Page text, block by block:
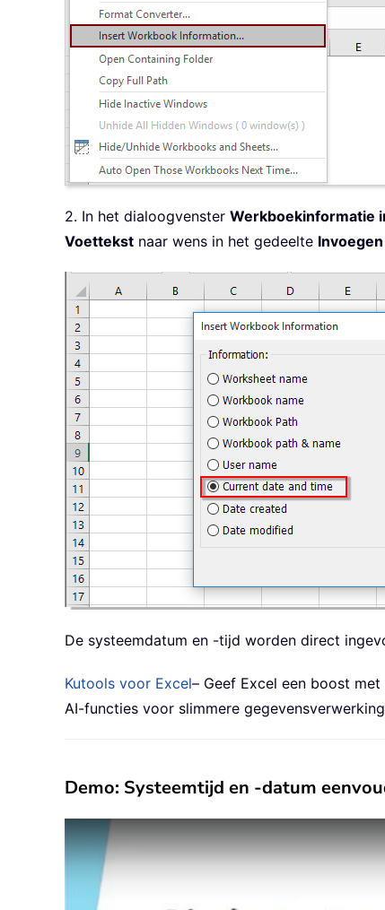
2. In het dialoogvenster Werkboekinformatie
Voettekst naar wens in het gedeelte
De systeemdatum en -tijd worden direct
Kutools voor Excel– Geef Excel een boost
AI-functies voor slimmere
Demo: Systeemtijd en -datum